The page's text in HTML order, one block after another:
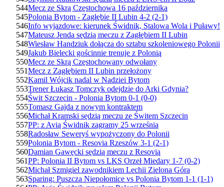
544Mecz ze Skrą Częstochowa 16 października
545Polonia Bytom - Zagłębie II Lubin 4-2 (2-1)
546Info wyjazdowe: kierunek Świdnik, Stalowa Wola i Puławy!
547Mateusz Jenda sędzią meczu z Zagłębiem II Lubin
548Wiesław Handziuk dołącza do sztabu szkoleniowego Polonii
549Jakub Bielecki gościnnie trenuje z Polonią
550Mecz ze Skrą Częstochowany odwołany
551Mecz z Zagłębiem II Lubin przełożony
552Kamil Wójcik nadal w Nadziei Bytom
553Trener Łukasz Tomczyk odejdzie do Arki Gdynia?
554Świt Szczecin - Polonia Bytom 0-1 (0-0)
555Tomasz Gajda z nowym kontraktem
556Michał Kramski sędzią meczu ze Świtem Szczecin
557PP: z Avią Świdnik zagramy 25 września
558Radosław Seweryś wypożyczony do Polonii
559Polonia Bytom - Resovia Rzeszów 3-1 (2-1)
560Damian Gawęcki sędzią meczu z Resovią
561PP: Polonia II Bytom vs LKS Orzeł Miedary 1-7 (0-2)
562Michał Szmigiel zawodnikiem Lechii Zielona Góra
563Sparing: Puszcza Niepołomice vs Polonia Bytom 1-1 (1-1)